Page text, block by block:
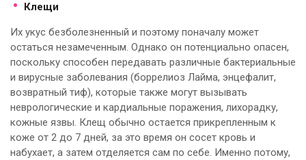
Клещи
Их укус безболезненный и поэтому поначалу может
остаться незамеченным. Однако он потенциально опасен,
поскольку способен передавать различные бактериальные
и вирусные заболевания (боррелиоз Лайма, энцефалит,
возвратный тиф), которые также могут вызывать
неврологические и кардиальные поражения, лихорадку,
кожные язвы. Клещ обычно остается прикрепленным к
коже от 2 до 7 дней, за это время он сосет кровь и
набухает, а затем отделяется сам по себе. Именно потому,